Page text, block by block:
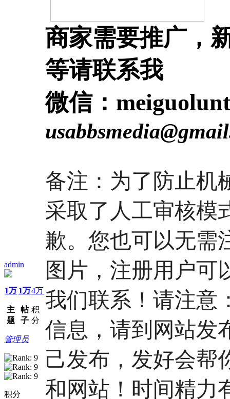
admin
1万
主
题
1万
帖
子
4万
积
分
管理员
积分
商家需要推广，
等请联系我
微信：
备注：为了防止机
采取了人工审核模
歉。 您也可以无需
图片，注册用户可
我们联系！ 请注意
信息，请到网站发
己发布，发好会帮
和网站！时间精力